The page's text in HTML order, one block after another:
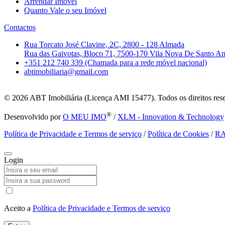
Quanto Vale o seu Imóvel
Contactos
Rua Torcato José Clavine, 2C, 2800 - 128 Almada
Rua das Gaivotas, Bloco 71, 7500-170 Vila Nova De Santo
+351 212 740 339 (Chamada para a rede móvel nacional)
abtimobiliaria@gmail.com
© 2026 ABT Imobiliária (Licença AMI 15477). Todos os direitos
Desenvolvido porO MEU IMO® / XLM - Innovation & Technology
Política de Privacidade e Termos de serviço /Política de Cookies /
Login
Aceito a Política de Privacidade e Termos de serviço